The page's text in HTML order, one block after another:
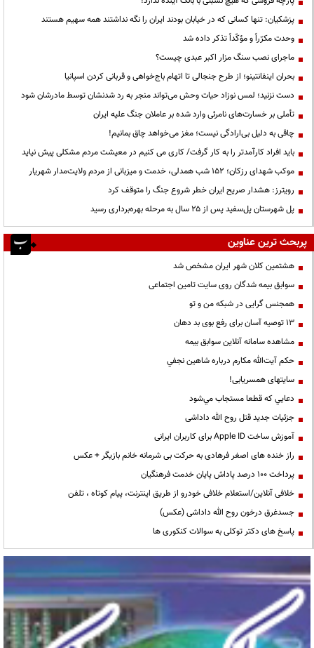
پزشکیان: تنها کسانی که در خیابان بودند ایران را نگه نداشتند همه سهیم هستند
وحدت مکرّراً و مؤکّداً تذکر داده شد
ماجرای نصب سنگ مزار اکبر عبدی چیست؟
بحران اینفانتینو؛ از طرح جنجالی تا اتهام باج‌خواهی و قربانی کردن اسپانیا
دست نزنید؛ لمس نوزاد حیات وحش می‌تواند منجر به رد شدنشان توسط مادرشان شود
تأملی بر خسارت‌های نامرئی وارد شده بر عاملان جنگ علیه ایران
چاقی به دلیل بی‌ارادگی نیست؛ مغز می‌خواهد چاق بمانیم!
باید افراد کارآمدتر را به کار گرفت/ کاری می کنیم در معیشت مردم مشکلی پیش نیاید
موکب شهدای رزکان؛ ۱۵۲ شب همدلی، خدمت و میزبانی از مردم ولایت‌مدار شهریار
رویترز: هشدار صریح ایران خطر شروع جنگ را متوقف کرد
پل شهرستان پل‌سفید پس از ۲۵ سال به مرحله بهره‌برداری رسید
پربحث ترین عناوین
هشتمین کلان شهر ایران مشخص شد
سوابق بیمه شدگان روی سایت تامین اجتماعی
همجنس گرایی در شبکه من و تو
13 توصیه آسان برای رفع بوی بد دهان
مشاهده سامانه آنلاين سوابق بیمه
حكم آيت‌الله مكارم درباره شاهين نجفي
سایتهای همسریابی!
دعايي كه قطعا مستجاب مي‌شود
جزئیات جدید قتل روح الله داداشی
آموزش ساخت Apple ID برای کاربران ایرانی
راز خنده های اصغر فرهادی به حرکت بی شرمانه خانم بازیگر + عکس
پرداخت ۱۰۰ درصد پاداش پایان خدمت فرهنگیان
خلافی آنلاین/استعلام خلافی خودرو از طریق اینترنت، پیام کوتاه ، تلفن
جسدغرق درخون روح الله داداشی (عکس)
پاسخ های دکتر توکلی به سوالات کنکوری ها